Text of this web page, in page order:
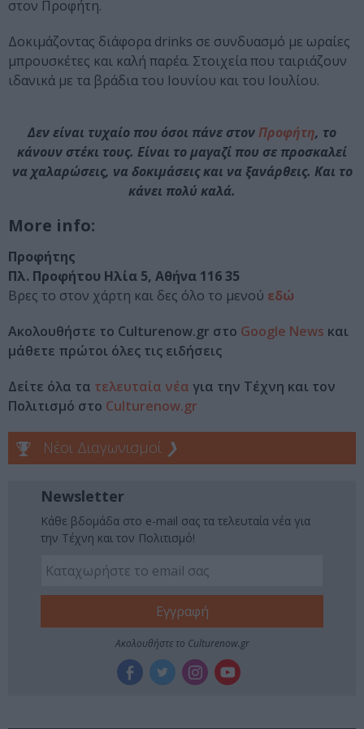
στον Προφήτη.
Δοκιμάζοντας διάφορα drinks σε συνδυασμό με ωραίες
μπρουσκέτες και καλή παρέα. Στοιχεία που ταιριάζουν
ιδανικά με τα βράδια του Ιουνίου και του Ιουλίου.
Δεν είναι τυχαίο που όσοι πάνε στονΠροφήτη, το
κάνουν στέκι τους. Είναι το μαγαζί που σε προσκαλεί
να χαλαρώσεις, να δοκιμάσεις και να ξανάρθεις. Και το
κάνει πολύ καλά.
More info:
Προφήτης
Πλ. Προφήτου Ηλία 5, Αθήνα 116 35
Βρες το στον χάρτη και δες όλο το μενού εδώ
Ακολουθήστε το Culturenow.gr στο Google News και
μάθετε πρώτοι όλες τις ειδήσεις
Δείτε όλα τα τελευταία νέα για την Τέχνη και τον
Πολιτισμό στο Culturenow.gr
Νέοι Διαγωνισμοί ❯
Newsletter
Κάθε βδομάδα στο e-mail σας τα τελευταία νέα για
την Τέχνη και τον Πολιτισμό!
Ακολουθήστε το Culturenow.gr